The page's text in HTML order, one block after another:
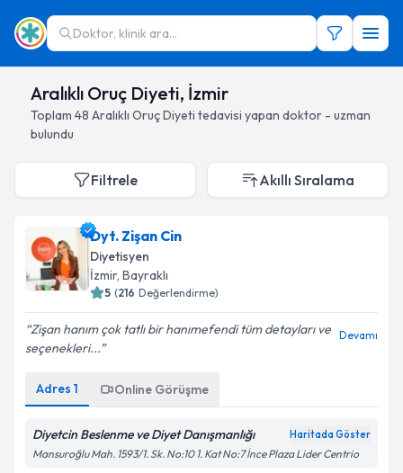
Doktor, klinik ara...
Aralıklı Oruç Diyeti, İzmir
Toplam 48 Aralıklı Oruç Diyeti tedavisi yapan doktor - uzman
bulundu
Filtrele Akıllı Sıralama
Dyt. Zişan Cin
Diyetisyen
İzmir, Bayraklı
5 (216 Değerlendirme)
Zişan hanım çok tatlı bir hanımefendi tüm detayları ve
seçenekleri...
Devamı
Adres 1 Online Görüşme
Diyetcin Beslenme ve Diyet Danışmanlığı Haritada Göster
Mansuroğlu Mah. 1593/1. Sk. No:10 1. Kat No:7 İnce Plaza Lider Centrio